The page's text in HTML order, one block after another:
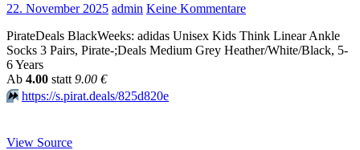
22. November 2025 admin Keine Kommentare
PirateDeals BlackWeeks: adidas Unisex Kids Think Linear Ankle
Socks 3 Pairs, Pirate-;Deals Medium Grey Heather/White/Black, 5-
6 Years
Аb 4.00 statt 9.00 €
⏩️ https://s.pirat.deals/825d820e
View Source